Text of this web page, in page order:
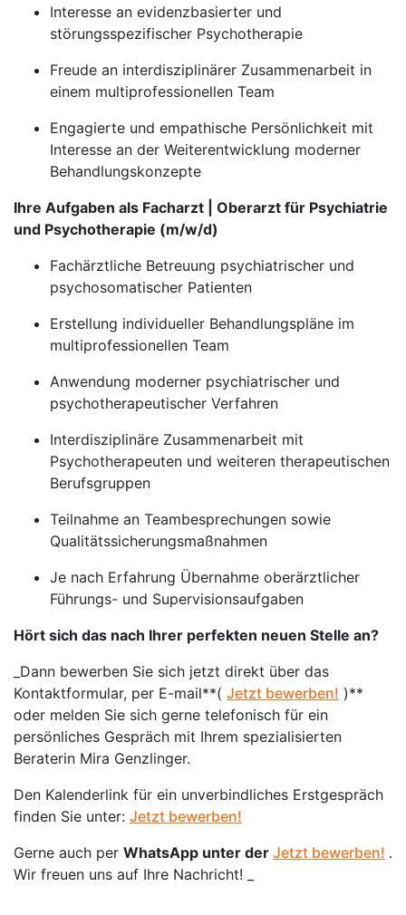
Interesse an evidenzbasierter und
störungsspezifischer Psychotherapie
Freude an interdisziplinärer Zusammenarbeit in
einem multiprofessionellen Team
Engagierte und empathische Persönlichkeit mit
Interesse an der Weiterentwicklung moderner
Behandlungskonzepte
Ihre Aufgaben als Facharzt | Oberarzt für Psychiatrie
und Psychotherapie (m/w/d)
Fachärztliche Betreuung psychiatrischer und
psychosomatischer Patienten
Erstellung individueller Behandlungspläne im
multiprofessionellen Team
Anwendung moderner psychiatrischer und
psychotherapeutischer Verfahren
Interdisziplinäre Zusammenarbeit mit
Psychotherapeuten und weiteren therapeutischen
Berufsgruppen
Teilnahme an Teambesprechungen sowie
Qualitätssicherungsmaßnahmen
Je nach Erfahrung Übernahme oberärztlicher
Führungs- und Supervisionsaufgaben
Hört sich das nach Ihrer perfekten neuen Stelle an?
_Dann bewerben Sie sich jetzt direkt über das
Kontaktformular, per E-mail**( Jetzt bewerben! )**
oder melden Sie sich gerne telefonisch für ein
persönliches Gespräch mit Ihrem spezialisierten
Beraterin Mira Genzlinger.
Den Kalenderlink für ein unverbindliches Erstgespräch
finden Sie unter: Jetzt bewerben!
Gerne auch per WhatsApp unter der Jetzt bewerben! .
Wir freuen uns auf Ihre Nachricht! _